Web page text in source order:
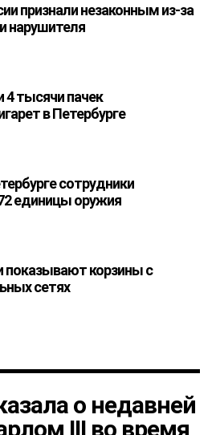
признали незаконным из-за
нарушителя
4 тысячи пачек
в Петербурге
сотрудники
единицы оружия
корзины с
сетях
о недавней
III во время